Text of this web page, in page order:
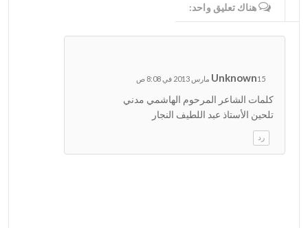
هناك تعليق واحد:
WRITE COMMENTS
Unknown15 مارس 2013 في 8:08 ص
كلمات الشاعر المرحوم الهاشمي مدني
تلحين الأستاذ عبد اللطيف النجار
رد